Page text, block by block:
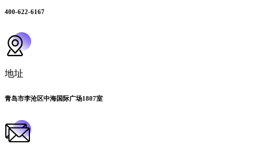
400-622-6167
地址
青岛市李沧区中海国际广场1807室